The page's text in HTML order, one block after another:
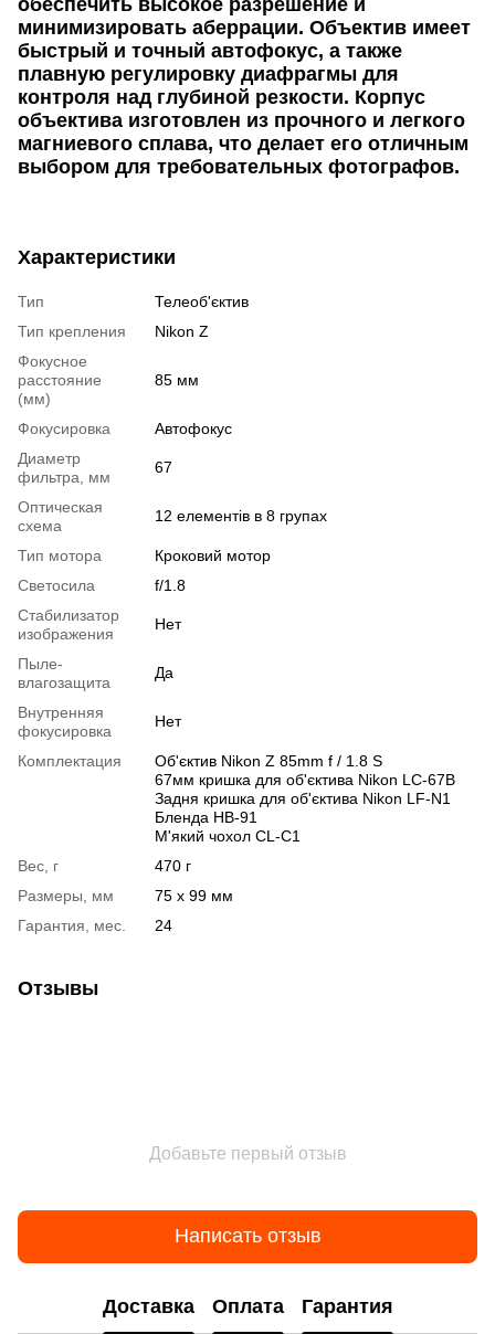
минимизировать аберрации. Объектив имеет
быстрый и точный автофокус, а также
плавную регулировку диафрагмы для
контроля над глубиной резкости. Корпус
объектива изготовлен из прочного и легкого
магниевого сплава, что делает его отличным
выбором для требовательных фотографов.
Характеристики
Тип
Телеоб'єктив
Тип крепления
Nikon Z
Фокусное
расстояние
(мм)
85 мм
Фокусировка
Автофокус
Диаметр
фильтра, мм
67
Оптическая
схема
12 елементів в 8 групах
Тип мотора
Кроковий мотор
Светосила
f/1.8
Стабилизатор
изображения
Нет
Пыле-
влагозащита
Да
Внутренняя
фокусировка
Нет
Комплектация
Об'єктив Nikon Z 85mm f / 1.8 S
67мм кришка для об'єктива Nikon LC-67B
Задня кришка для об'єктива Nikon LF-N1
Бленда HB-91
М'який чохол CL-C1
Вес, г
470 г
Размеры, мм
75 x 99 мм
Гарантия, мес.
24
Отзывы
Добавьте первый отзыв
Написать отзыв
Доставка Оплата Гарантия